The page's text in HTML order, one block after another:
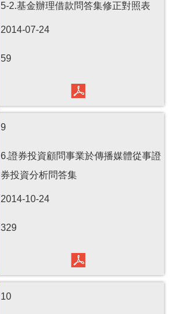
5-2.基金辦理借款問答集修正對照表
2014-07-24
59
9
6.證券投資顧問事業於傳播媒體從事證
券投資分析問答集
2014-10-24
329
10